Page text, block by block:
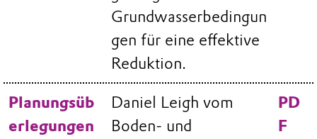
Grundwasserbedingun
gen für eine effektive
Reduktion.
Planungsüb
erlegungen
Daniel Leigh vom
Boden- und
PD
F